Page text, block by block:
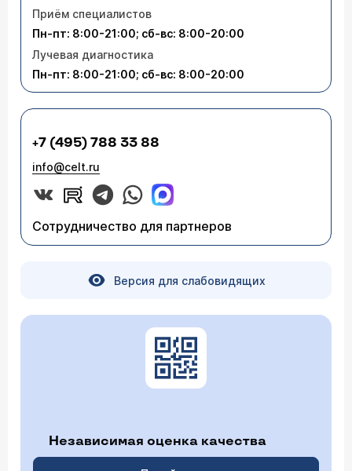
Приём специалистов
Пн-пт: 8:00-21:00; сб-вс: 8:00-20:00
Лучевая диагностика
Пн-пт: 8:00-21:00; сб-вс: 8:00-20:00
+7 (495) 788 33 88
info@celt.ru
Сотрудничество для партнеров
Версия для слабовидящих
Независимая оценка качества